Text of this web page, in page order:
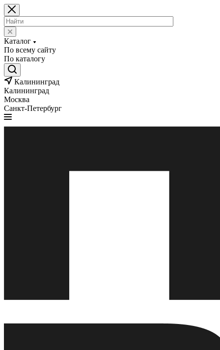
Каталог
По всему сайту
По каталогу
Калининград
Калининград
Москва
Санкт-Петербург